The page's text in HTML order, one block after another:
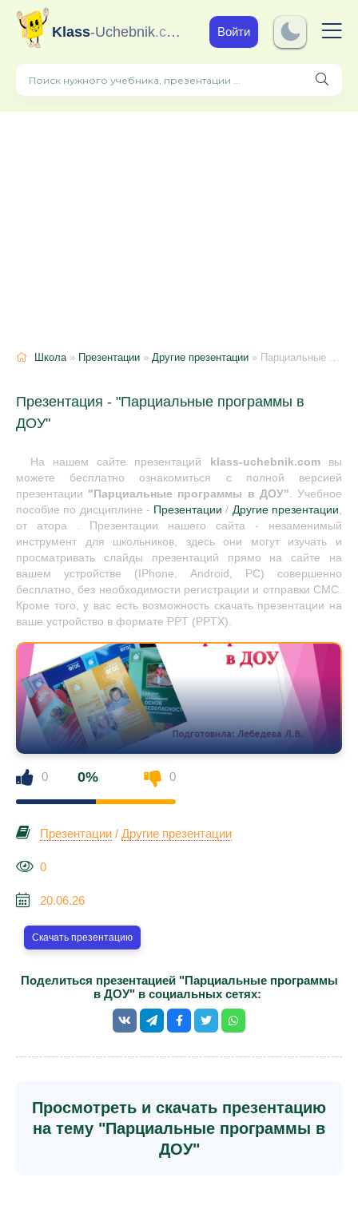
Klass-Uchebnik.com Войти
Школа» Презентации » Другие презентации » Парциальные программы в ДОУ
Презентация - "Парциальные программы в
ДОУ"
На нашем сайте презентаций klass-uchebnik.comвы
можете бесплатно ознакомиться с полной версией
презентации "Парциальные программы в ДОУ". Учебное
пособие по дисциплине - Презентации / Другие презентации,
от атора . Презентации нашего сайта - незаменимый
инструмент для школьников, здесь они могут изучать и
просматривать слайды презентаций прямо на сайте на
вашем устройстве (IPhone, Android, PC) совершенно
бесплатно, без необходимости регистрации и отправки СМС.
Кроме того, у вас есть возможность скачать презентации на
ваше устройство в формате PPT (PPTX).
0 0% 0
Презентации / Другие презентации
0
20.06.26
Скачать презентацию
Поделиться презентацией "Парциальные программы
в ДОУ" в социальных сетях:
Просмотреть и скачать презентацию
на тему "Парциальные программы в
ДОУ"